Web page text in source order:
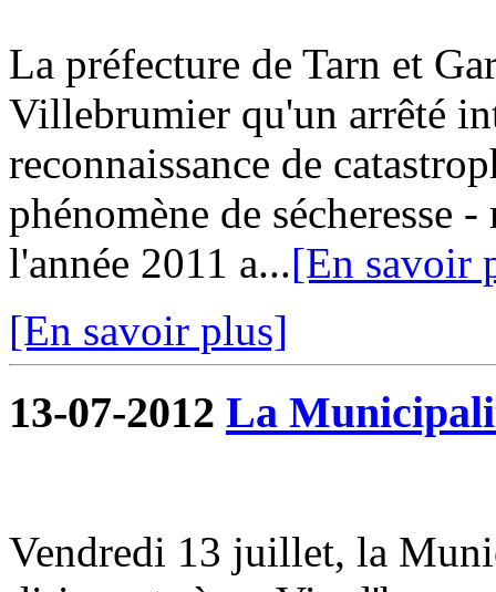
La préfecture de Tarn et
Villebrumier qu'un arrêté
reconnaissance de
phénomène de sécheresse
l'année 2011 a...[En savoir
[En savoir plus]
13-07-2012 La
Vendredi 13 juillet, la